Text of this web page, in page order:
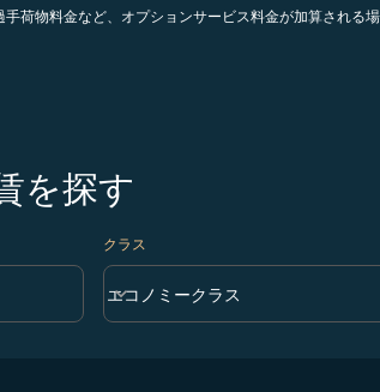
荷物料金など、オプションサービス料金が加算される
を探す
クラス
クラス option エコノミークラス
エコノミークラス
keyboard_arrow_down